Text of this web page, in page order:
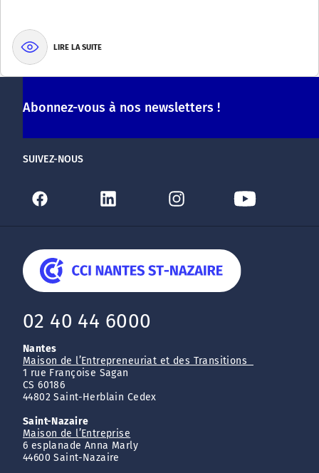
LIRE LA SUITE
Abonnez-vous à nos newsletters !
SUIVEZ-NOUS
02 40 44 6000
Nantes
Maison de l’Entrepreneuriat et des Transitions
1 rue Françoise Sagan
CS 60186
44802 Saint-Herblain Cedex
Saint-Nazaire
Maison de l’Entreprise
6 esplanade Anna Marly
44600 Saint-Nazaire